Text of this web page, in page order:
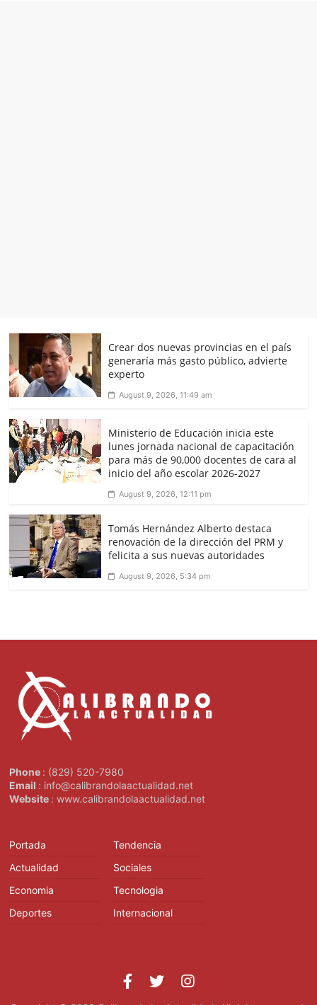
Crear dos nuevas provincias en el país
generaría más gasto público, advierte
experto
August 9, 2026, 11:49 am
Ministerio de Educación inicia este
lunes jornada nacional de capacitación
para más de 90,000 docentes de cara al
inicio del año escolar 2026-2027
August 9, 2026, 12:11 pm
Tomás Hernández Alberto destaca
renovación de la dirección del PRM y
felicita a sus nuevas autoridades
August 9, 2026, 5:34 pm
Phone : (829) 520-7980
Email : info@calibrandolaactualidad.net
Website : www.calibrandolaactualidad.net
Portada
Actualidad
Economia
Deportes
Tendencia
Sociales
Tecnologia
Internacional